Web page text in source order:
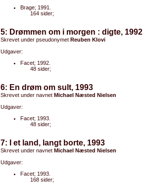
Brage; 1991.
164 sider;
5: Drømmen om i morgen : digte, 1992
Skrevet under pseudonymet Reuben Klovi
Udgaver:
Facet; 1992.
48 sider;
6: En drøm om sult, 1993
Skrevet under navnet Michael Næsted Nielsen
Udgaver:
Facet; 1993.
48 sider;
7: I et land, langt borte, 1993
Skrevet under navnet Michael Næsted Nielsen
Udgaver:
Facet; 1993.
168 sider;